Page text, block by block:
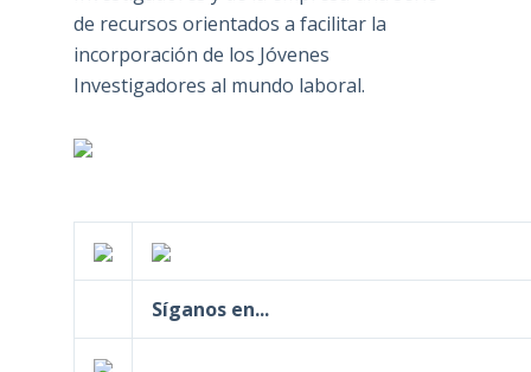
de recursos orientados a facilitar la
incorporación de los Jóvenes
Investigadores al mundo laboral.
Síganos en...